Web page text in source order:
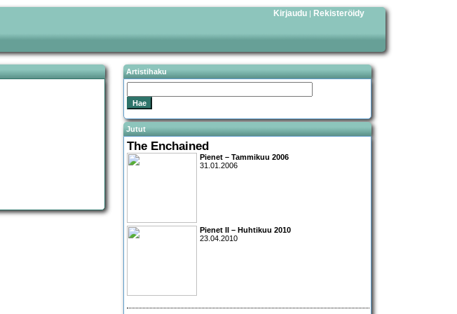
Kirjaudu | Rekisteröidy
Artistihaku
Jutut
The Enchained
Pienet – Tammikuu 2006
31.01.2006
Pienet II – Huhtikuu 2010
23.04.2010